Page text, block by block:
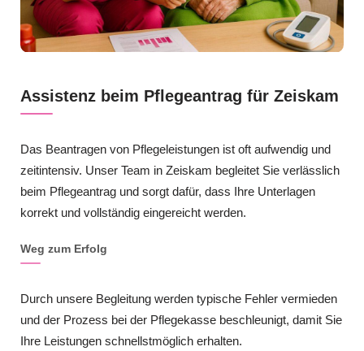
Assistenz beim Pflegeantrag für Zeiskam
Das Beantragen von Pflegeleistungen ist oft aufwendig und
zeitintensiv. Unser Team in Zeiskam begleitet Sie verlässlich
beim Pflegeantrag und sorgt dafür, dass Ihre Unterlagen
korrekt und vollständig eingereicht werden.
Weg zum Erfolg
Durch unsere Begleitung werden typische Fehler vermieden
und der Prozess bei der Pflegekasse beschleunigt, damit Sie
Ihre Leistungen schnellstmöglich erhalten.